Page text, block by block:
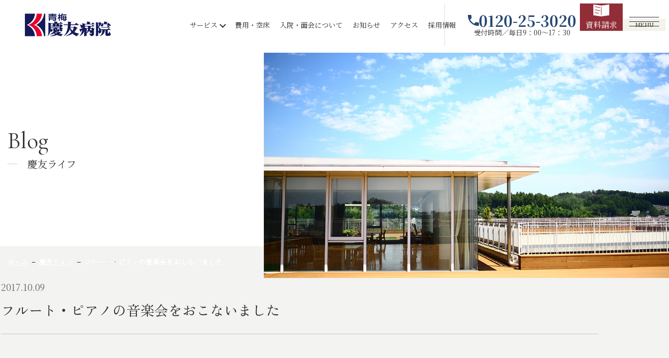
サービス 費用・空床 入院・面会について お知らせ アクセス 採用情報 0120-25-3020
受付時間／毎日9：00～17：30
資料請求 MENU
Blog
慶友ライフ
慶友ライフ フルート・ピアノの音楽会をおこないました
2017.10.09
フルート・ピアノの音楽会をおこないました